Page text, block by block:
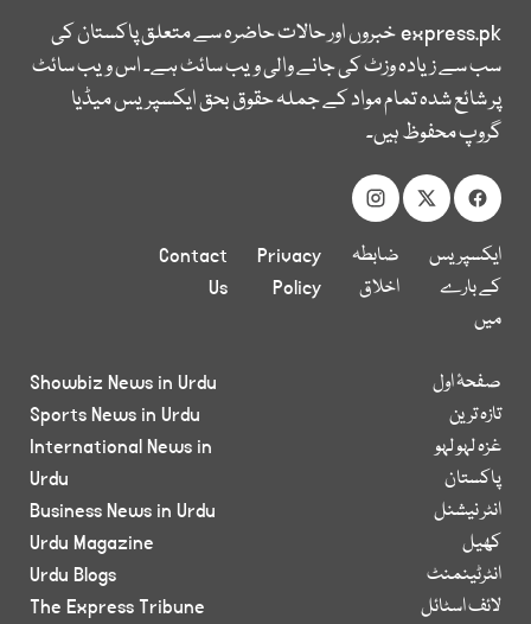
express.pkخبروں اور حالات حاضرہ سے متعلق پاکستان کی
سب سے زیادہ وزٹ کی جانے والی ویب سائٹ ہے۔ اس ویب سائٹ
پر شائع شدہ تمام مواد کے جملہ حقوق بحق ایکسپریس میڈیا
گروپ محفوظ ہیں۔
ایکسپریس
کے بارے
میں
ضابطہ
اخلاق
Privacy
Policy
Contact
Us
صفحۂ اول
تازہ ترین
غزہ لہو لہو
پاکستان
انٹر نیشنل
کھیل
انٹرٹینمنٹ
لائف اسٹائل
Showbiz News in Urdu
Sports News in Urdu
International News in
Urdu
Business News in Urdu
Urdu Magazine
Urdu Blogs
The Express Tribune